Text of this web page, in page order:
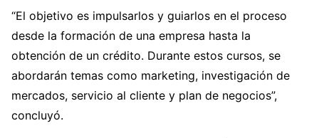
“El objetivo es impulsarlos y guiarlos en el proceso
desde la formación de una empresa hasta la
obtención de un crédito. Durante estos cursos, se
abordarán temas como marketing, investigación de
mercados, servicio al cliente y plan de negocios”,
concluyó.